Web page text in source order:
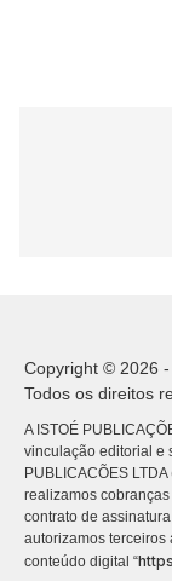
Copyright © 2026 -
Todos os direitos
A ISTOÉ
vinculação editorial e
PUBLICACÕES
realizamos
contrato de
autorizamos
conteúdo digital “